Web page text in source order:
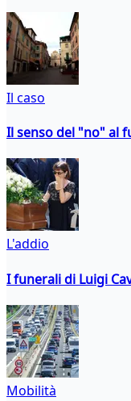
Il caso
Il senso del "no" al
L'addio
I funerali di Luigi
Mobilità